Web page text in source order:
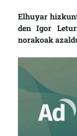
Elhuyar
den Igor
norakoak